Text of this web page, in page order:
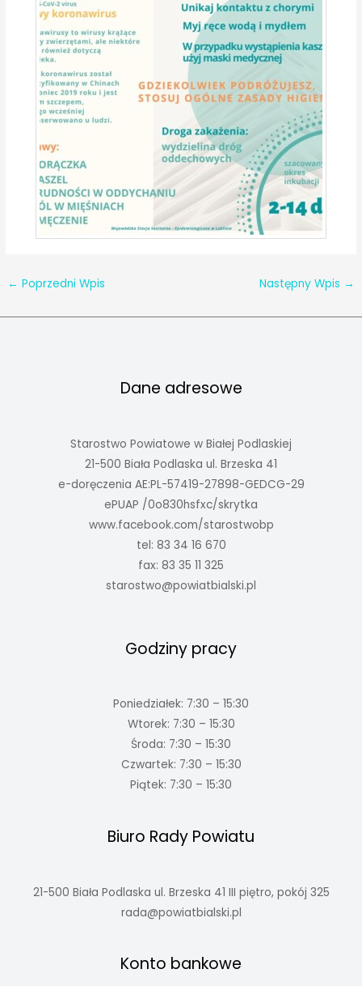
← Poprzedni Wpis Następny Wpis →
Dane adresowe
Starostwo Powiatowe w Białej Podlaskiej
21-500 Biała Podlaska ul. Brzeska 41
e-doręczenia AE:PL-57419-27898-GEDCG-29
ePUAP /0o830hsfxc/skrytka
www.facebook.com/starostwobp
tel: 83 34 16 670
fax: 83 35 11 325
starostwo@powiatbialski.pl
Godziny pracy
Poniedziałek: 7:30 – 15:30
Wtorek: 7:30 – 15:30
Środa: 7:30 – 15:30
Czwartek: 7:30 – 15:30
Piątek: 7:30 – 15:30
Biuro Rady Powiatu
21-500 Biała Podlaska ul. Brzeska 41 III piętro, pokój 325
rada@powiatbialski.pl
Konto bankowe